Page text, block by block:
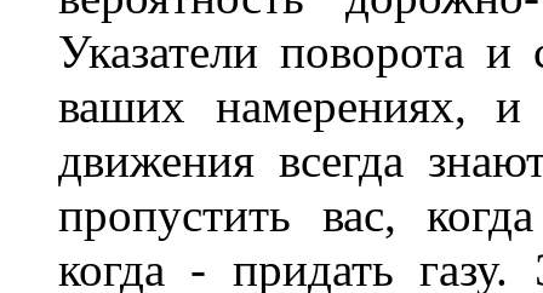
Указатели поворота и
ваших намерениях, и
движения всегда
пропустить вас,
когда - придать